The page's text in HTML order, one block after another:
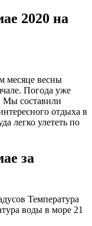
2020 на
месяце весны
Погода уже
Мы составили
отдыха в
легко улететь по
за
Температура
воды в море 21